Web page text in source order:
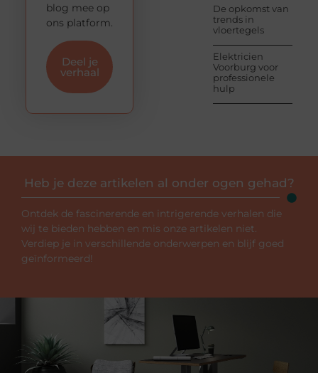
De opkomst van
trends in
vloertegels
Elektricien
Voorburg voor
professionele
hulp
blog mee op
ons platform.
Deel je
verhaal
Heb je deze artikelen al onder ogen gehad?
Ontdek de fascinerende en intrigerende verhalen die
wij te bieden hebben en mis onze artikelen niet.
Verdiep je in verschillende onderwerpen en blijf goed
geïnformeerd!